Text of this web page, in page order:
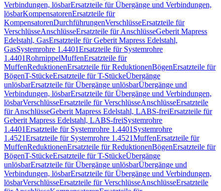
Verbindungen, lösbarErsatzteile für Übergänge und Verbindungen,
lösbarKompensatorenErsatzteile für
KompensatorenDurchführungenVerschlüsseErsatzteile für
VerschlüsseAnschlüsseErsatzteile für AnschlüsseGeberit Mapress
Edelstahl, GasErsatzteile für Geberit Mapress Edelstahl,
GasSystemrohre 1.4401Ersatzteile für Systemrohre
1.4401RohrnippelMuffenErsatzteile für
MuffenReduktionenErsatzteile für ReduktionenBögenErsatzteile für
BögenT-StückeErsatzteile für T-StückeÜbergänge
unlösbarErsatzteile für Übergänge unlösbarÜbergänge und
Verbindungen, lösbarErsatzteile für Übergänge und Verbindungen,
lösbarVerschlüsseErsatzteile für VerschlüsseAnschlüsseErsatzteile
für AnschlüsseGeberit Mapress Edelstahl, LABS-freiErsatzteile für
Geberit Mapress Edelstahl, LABS-freiSystemrohre
1.4401Ersatzteile für Systemrohre 1.4401 Systemrohre
1.4521Ersatzteile für Systemrohre 1.4521MuffenErsatzteile für
MuffenReduktionenErsatzteile für ReduktionenBögenErsatzteile für
BögenT-StückeErsatzteile für T-StückeÜbergänge
unlösbarErsatzteile für Übergänge unlösbarÜbergänge und
Verbindungen, lösbarErsatzteile für Übergänge und Verbindungen,
lösbarVerschlüsseErsatzteile für VerschlüsseAnschlüsseErsatzteile